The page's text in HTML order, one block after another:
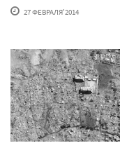
27 ФЕВРАЛЯ'2014